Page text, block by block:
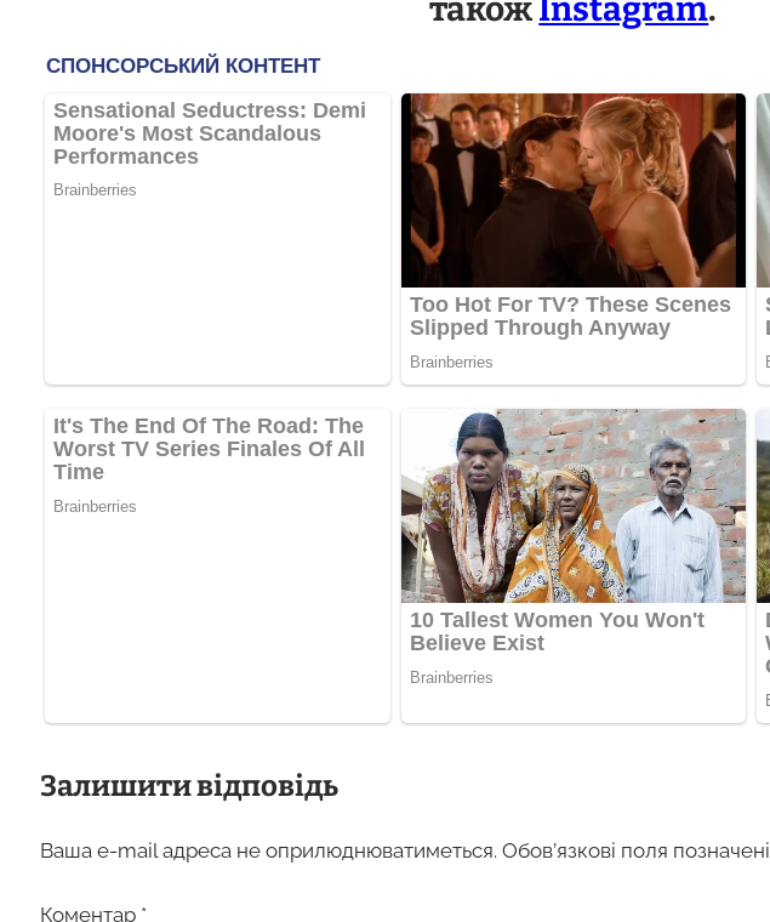
такожInstagram.
Залишити відповідь
Ваша e-mail адреса не оприлюднюватиметься. Обов’язкові поля позначені
Коментар *